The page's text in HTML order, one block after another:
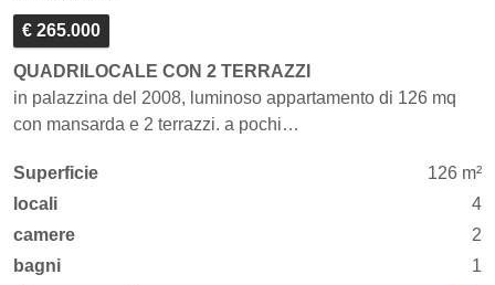
€ 265.000
QUADRILOCALE CON 2 TERRAZZI
in palazzina del 2008, luminoso appartamento di 126 mq
con mansarda e 2 terrazzi. a pochi…
Superficie
126 m²
locali
4
camere
2
bagni
1